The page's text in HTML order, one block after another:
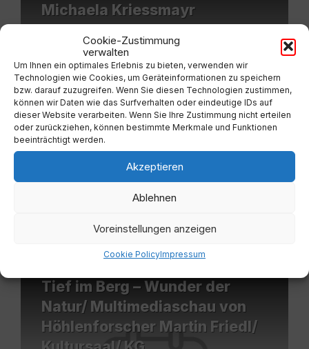
Cookie-Zustimmung
verwalten
Um Ihnen ein optimales Erlebnis zu bieten, verwenden wir
Technologien wie Cookies, um Geräteinformationen zu speichern
bzw. darauf zuzugreifen. Wenn Sie diesen Technologien zustimmen,
können wir Daten wie das Surfverhalten oder eindeutige IDs auf
dieser Website verarbeiten. Wenn Sie Ihre Zustimmung nicht erteilen
oder zurückziehen, können bestimmte Merkmale und Funktionen
beeinträchtigt werden.
Akzeptieren
Ablehnen
Voreinstellungen anzeigen
Cookie PolicyImpressum
Michaela Kriessmayr
2:00
Tief im Berg – Wunder der
Natur/ Multimediaschau von
Höhlenforscher Martin Friedl/